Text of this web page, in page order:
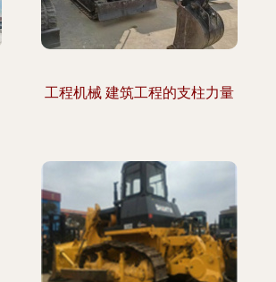
工程机械 建筑工程的支柱力量